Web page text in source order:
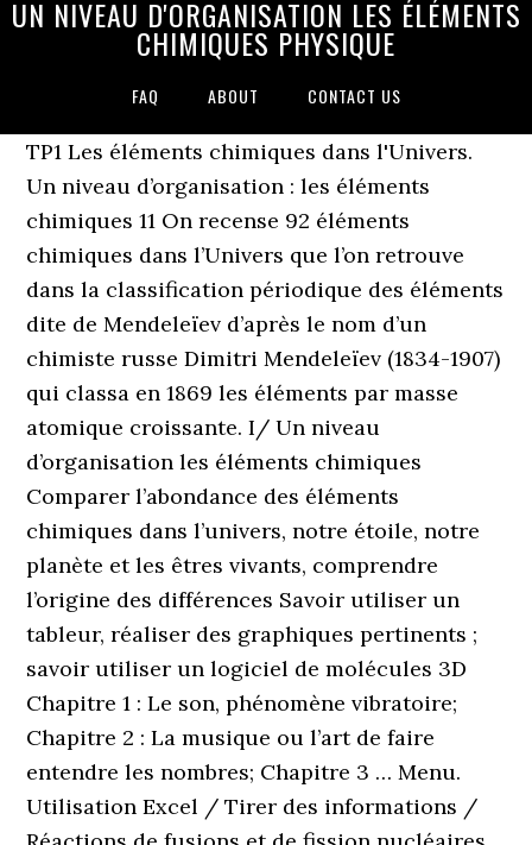
UN NIVEAU D'ORGANISATION LES ÉLÉMENTS
CHIMIQUES PHYSIQUE
FAQ ABOUT CONTACT US
TP1 Les éléments chimiques dans l'Univers.
Un niveau d’organisation : les éléments
chimiques 11 On recense 92 éléments
chimiques dans l’Univers que l’on retrouve
dans la classification périodique des éléments
dite de Mendeleïev d’après le nom d’un
chimiste russe Dimitri Mendeleïev (1834-1907)
qui classa en 1869 les éléments par masse
atomique croissante. I/ Un niveau
d’organisation les éléments chimiques
Comparer l’abondance des éléments
chimiques dans l’univers, notre étoile, notre
planète et les êtres vivants, comprendre
l’origine des différences Savoir utiliser un
tableur, réaliser des graphiques pertinents ;
savoir utiliser un logiciel de molécules 3D
Chapitre 1 : Le son, phénomène vibratoire;
Chapitre 2 : La musique ou l’art de faire
entendre les nombres; Chapitre 3 … Menu.
Utilisation Excel / Tirer des informations /